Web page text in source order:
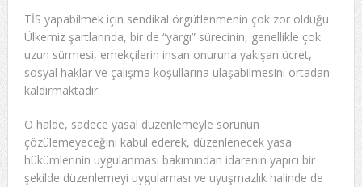
TİS yapabilmek için sendikal örgütlenmenin çok zor olduğu
Ülkemiz şartlarında, bir de “yargı” sürecinin, genellikle çok
uzun sürmesi, emekçilerin insan onuruna yakışan ücret,
sosyal haklar ve çalışma koşullarına ulaşabilmesini ortadan
kaldırmaktadır.
O halde, sadece yasal düzenlemeyle sorunun
çözülemeyeceğini kabul ederek, düzenlenecek yasa
hükümlerinin uygulanması bakımından idarenin yapıcı bir
şekilde düzenlemeyi uygulaması ve uyuşmazlık halinde de